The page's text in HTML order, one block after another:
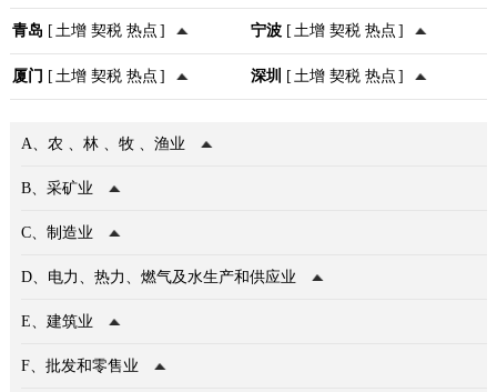
青岛 [ 土增 契税 热点 ] 宁波 [ 土增 契税 热点 ]
厦门 [ 土增 契税 热点 ] 深圳 [ 土增 契税 热点 ]
A、 农 林、 牧、 渔业
B、 采矿业
C、 制造业
D、 电力 热力 燃气及水生产和供应业
E、 建筑业
F、 批发和零售业